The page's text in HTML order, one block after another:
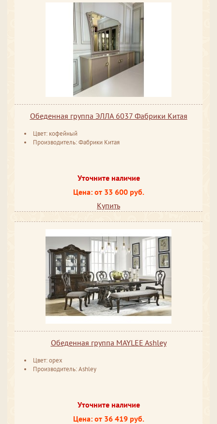
Обеденная группа ЭЛЛА 6037 Фабрики Китая
Цвет: кофейный
Производитель: Фабрики Китая
Уточните наличие
Цена: от 33 600 руб.
Купить
Обеденная группа MAYLEE Ashley
Цвет: орех
Производитель: Ashley
Уточните наличие
Цена: от 36 419 руб.